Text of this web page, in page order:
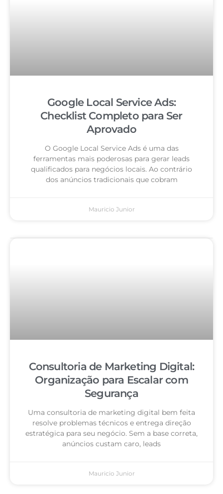
Google Local Service Ads:
Checklist Completo para Ser
Aprovado
O Google Local Service Ads é uma das
ferramentas mais poderosas para gerar leads
qualificados para negócios locais. Ao contrário
dos anúncios tradicionais que cobram
Mauricio Junior
Consultoria de Marketing Digital:
Organização para Escalar com
Segurança
Uma consultoria de marketing digital bem feita
resolve problemas técnicos e entrega direção
estratégica para seu negócio. Sem a base correta,
anúncios custam caro, leads
Mauricio Junior